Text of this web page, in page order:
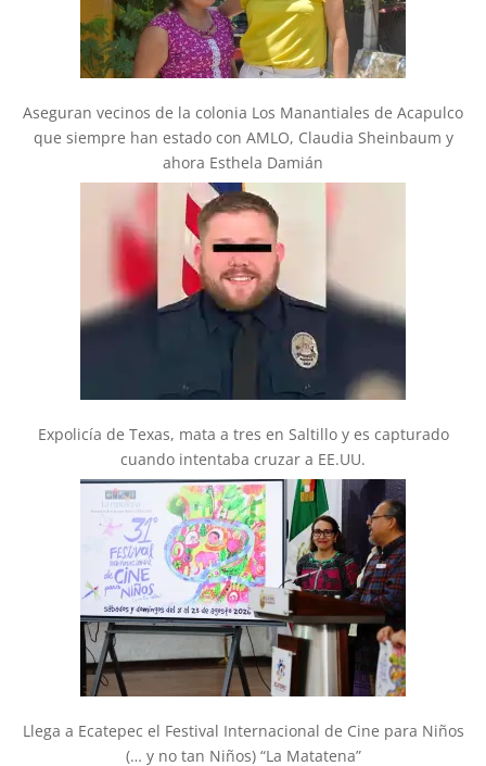
Aseguran vecinos de la colonia Los Manantiales de Acapulco
que siempre han estado con AMLO, Claudia Sheinbaum y
ahora Esthela Damián
Expolicía de Texas, mata a tres en Saltillo y es capturado
cuando intentaba cruzar a EE.UU.
Llega a Ecatepec el Festival Internacional de Cine para Niños
(… y no tan Niños) “La Matatena”